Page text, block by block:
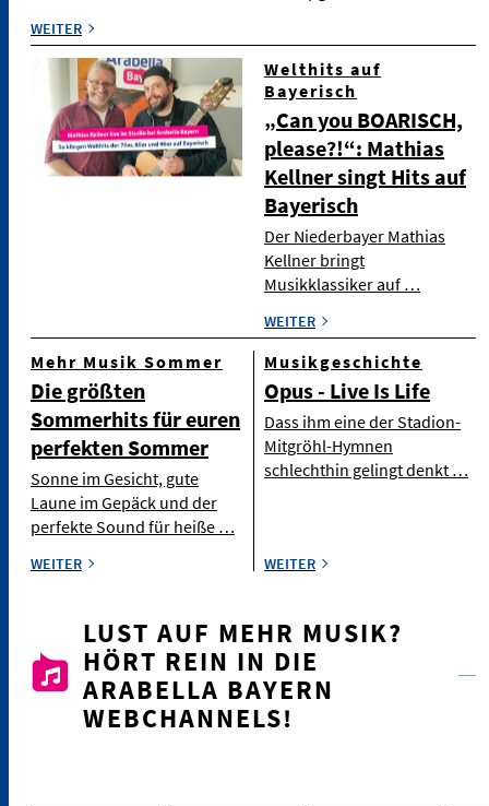
WEITER
Welthits auf
Bayerisch
„Can you BOARISCH,
please?!“: Mathias
Kellner singt Hits auf
Bayerisch
Der Niederbayer Mathias
Kellner bringt
Musikklassiker auf …
WEITER
Mehr Musik Sommer
Die größten
Sommerhits für euren
perfekten Sommer
Sonne im Gesicht, gute
Laune im Gepäck und der
perfekte Sound für heiße …
WEITER
Musikgeschichte
Opus - Live Is Life
Dass ihm eine der Stadion-
Mitgröhl-Hymnen
schlechthin gelingt denkt …
WEITER
LUST AUF MEHR MUSIK?
HÖRT REIN IN DIE
ARABELLA BAYERN
WEBCHANNELS!